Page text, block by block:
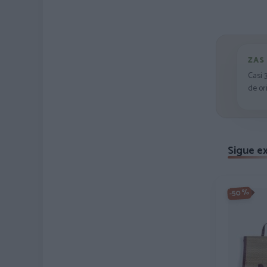
Casi
de
Sigue
-50%